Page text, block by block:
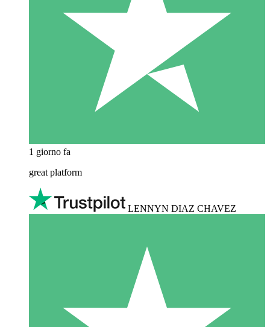
1 giorno fa
great platform
LENNYN DIAZ CHAVEZ